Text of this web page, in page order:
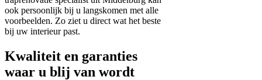
ook persoonlijk bij u langskomen met alle
voorbeelden. Zo ziet u direct wat het beste
bij uw interieur past.
Kwaliteit en garanties
waar u blij van wordt